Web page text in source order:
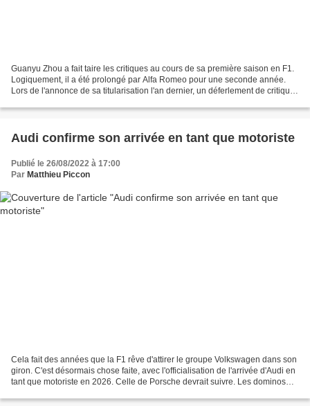
Guanyu Zhou a fait taire les critiques au cours de sa première saison en F1.
Logiquement, il a été prolongé par Alfa Romeo pour une seconde année.
Lors de l'annonce de sa titularisation l'an dernier, un déferlement de critiques
Audi confirme son arrivée en tant que motoriste
Publié le 26/08/2022 à 17:00
Par Matthieu Piccon
Cela fait des années que la F1 rêve d'attirer le groupe Volkswagen dans son
giron. C'est désormais chose faite, avec l'officialisation de l'arrivée d'Audi en
tant que motoriste en 2026. Celle de Porsche devrait suivre. Les dominos